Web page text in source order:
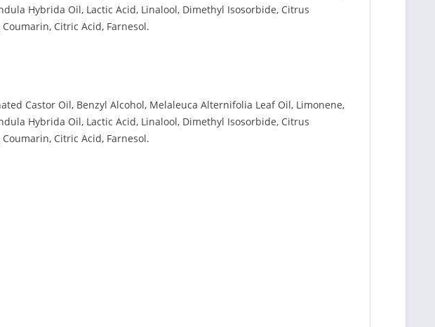
Hybrida Oil, Lactic Acid, Linalool, Dimethyl Isosorbide, Citrus
Citric Acid, Farnesol.
Castor Oil, Benzyl Alcohol, Melaleuca Alternifolia Leaf Oil, Limonene,
Hybrida Oil, Lactic Acid, Linalool, Dimethyl Isosorbide, Citrus
Citric Acid, Farnesol.